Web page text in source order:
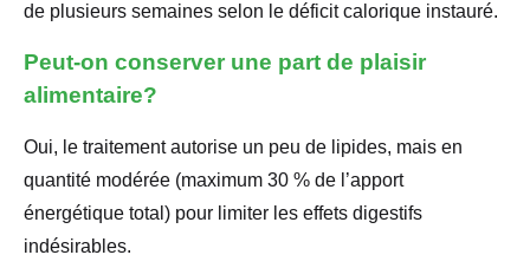
de plusieurs semaines selon le déficit calorique instauré.
Peut-on conserver une part de plaisir
alimentaire?
Oui, le traitement autorise un peu de lipides, mais en
quantité modérée (maximum 30 % de l’apport
énergétique total) pour limiter les effets digestifs
indésirables.